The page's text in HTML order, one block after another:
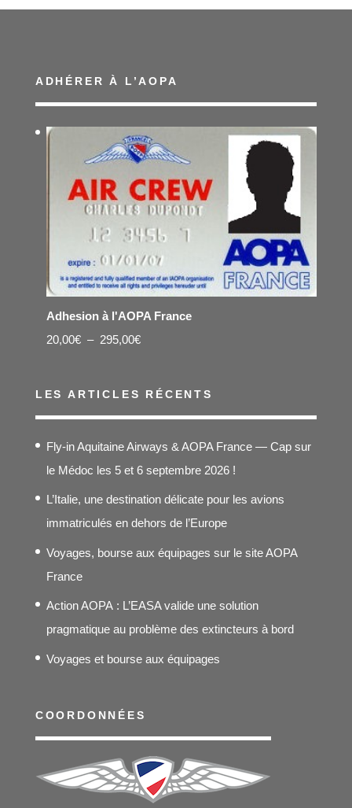
ADHÉRER À L’AOPA
Adhesion à l'AOPA France
20,00€ – 295,00€Plage
prix :
295,00€
LES ARTICLES RÉCENTS
Fly-in Aquitaine Airways & AOPA France — Cap sur
le Médoc les 5 et 6 septembre 2026 !
L’Italie, une destination délicate pour les avions
immatriculés en dehors de l’Europe
Voyages, bourse aux équipages sur le site AOPA
France
Action AOPA : L’EASA valide une solution
pragmatique au problème des extincteurs à bord
Voyages et bourse aux équipages
COORDONNÉES